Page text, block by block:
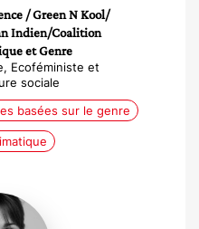
/ Green N Kool/
Indien/Coalition
et Genre
Ecoféministe et
sociale
basées sur le genre